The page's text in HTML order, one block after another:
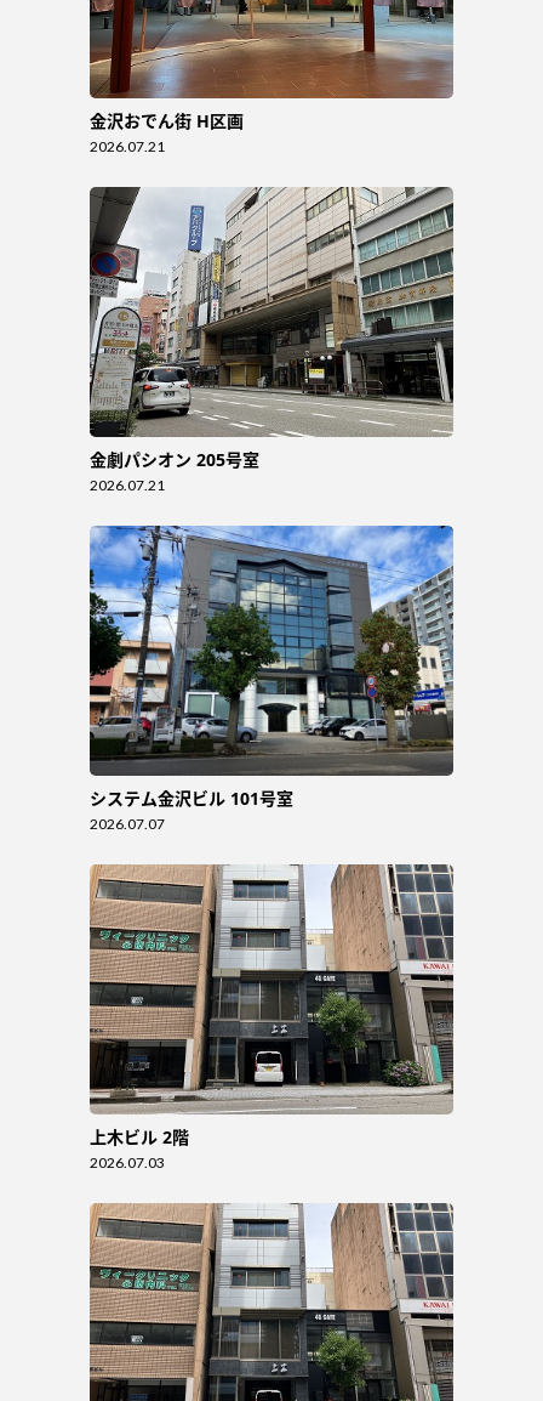
金沢おでん街 H区画
2026.07.21
金劇パシオン 205号室
2026.07.21
システム金沢ビル 101号室
2026.07.07
上木ビル 2階
2026.07.03